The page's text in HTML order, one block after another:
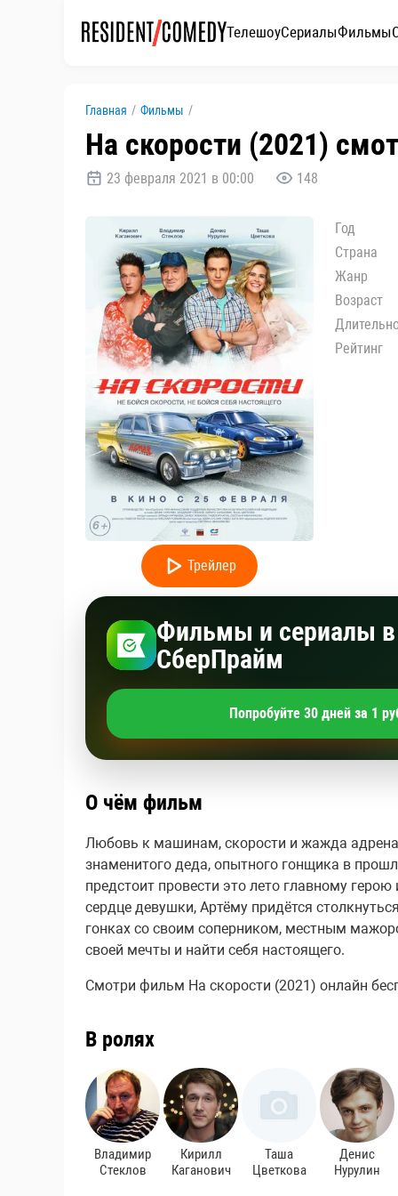
ТелешоуСериалыФильмы
Главная / Фильмы /
На скорости (2021)
23 февраля 2021 в 00:00 148
Трейлер
Год
Страна
Жанр
Возраст
Рейтинг
Фильмы и сериалы в
СберПрайм
Попробуйте 30 дней за 1
О чём фильм
Любовь к машинам, скорости и жажда
знаменитого деда, опытного гонщика в
предстоит провести это лето главному
сердце девушки, Артёму придётся
гонках со своим соперником, местным
своей мечты и найти себя настоящего.
Смотри фильм На скорости (2021) онлайн
В ролях
Владимир
Стеклов
Кирилл
Каганович
Таша
Цветкова
Денис
Нурулин